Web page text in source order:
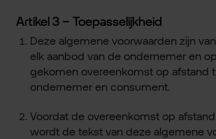
Artikel 3 – Toepasselijkheid
Deze algemene voorwaarden zijn
elk aanbod van de ondernemer en
gekomen overeenkomst op afstand
ondernemer en consument.
Voordat de overeenkomst op
wordt de tekst van deze algemene